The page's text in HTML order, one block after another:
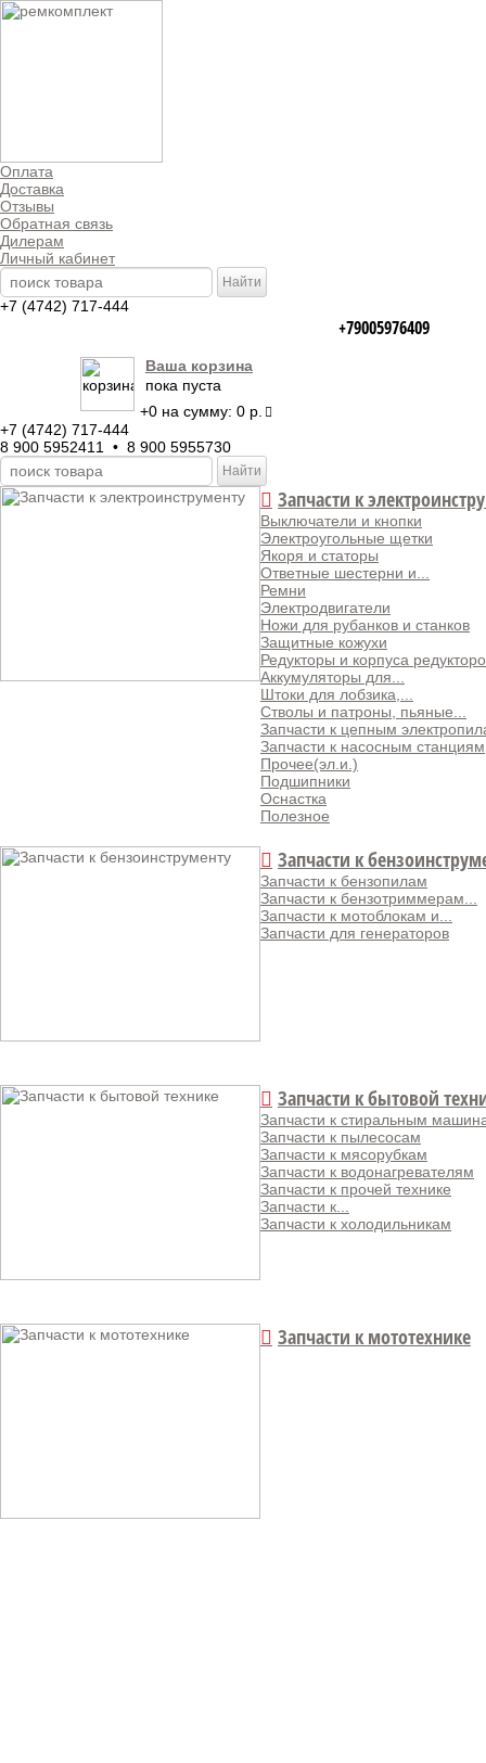
Оплата
Доставка
Отзывы
Обратная связь
Дилерам
Личный кабинет
+7 (4742) 717-444
+79005976409
Ваша корзина
пока пуста
+0 на сумму: 0 р.
+7 (4742) 717-444
8 900 5952411 • 8 900 5955730
Запчасти к
Выключатели и кнопки
Электроугольные щетки
Якоря и статоры
Ответные шестерни и...
Ремни
Электродвигатели
Ножи для рубанков и станков
Защитные кожухи
Редукторы и корпуса
Аккумуляторы для...
Штоки для лобзика,...
Стволы и патроны, пьяные...
Запчасти к цепным
Запчасти к насосным станциям
Прочее(эл.и.)
Подшипники
Оснастка
Полезное
Запчасти к
Запчасти к бензопилам
Запчасти к бензотриммерам...
Запчасти к мотоблокам и...
Запчасти для генераторов
Запчасти к бытовой
Запчасти к стиральным
Запчасти к пылесосам
Запчасти к мясорубкам
Запчасти к водонагревателям
Запчасти к прочей технике
Запчасти к...
Запчасти к холодильникам
Запчасти к мототехнике